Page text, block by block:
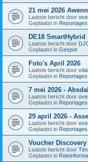
21 mei 2026
Laatste bericht door
Geplaatst in
DE18 SmartHybrid
Laatste bericht door
Geplaatst in Gespot
Foto's April 2026
Laatste bericht door
Geplaatst in
7 mei 2026 -
Laatste bericht door
Geplaatst in
29 april 2026 -
Laatste bericht door
Geplaatst in
Voucher
Laatste bericht door
Geplaatst in